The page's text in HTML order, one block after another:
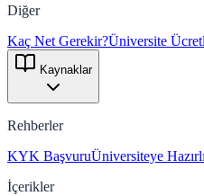
Diğer
Kaç Net Gerekir?Üniversite
Kaynaklar
Rehberler
KYK BaşvuruÜniversiteye
İçerikler